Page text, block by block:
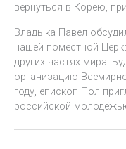
вернуться в Корею,
Владыка Павел
нашей поместной
других частях мира.
организацию
году, епископ Пол
российской